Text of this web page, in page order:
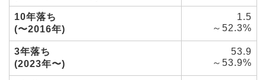
10年落ち
(〜2016年)
1.5
～52.3%
3年落ち
(2023年〜)
53.9
～53.9%